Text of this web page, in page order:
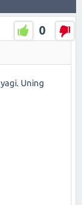
0
Uning